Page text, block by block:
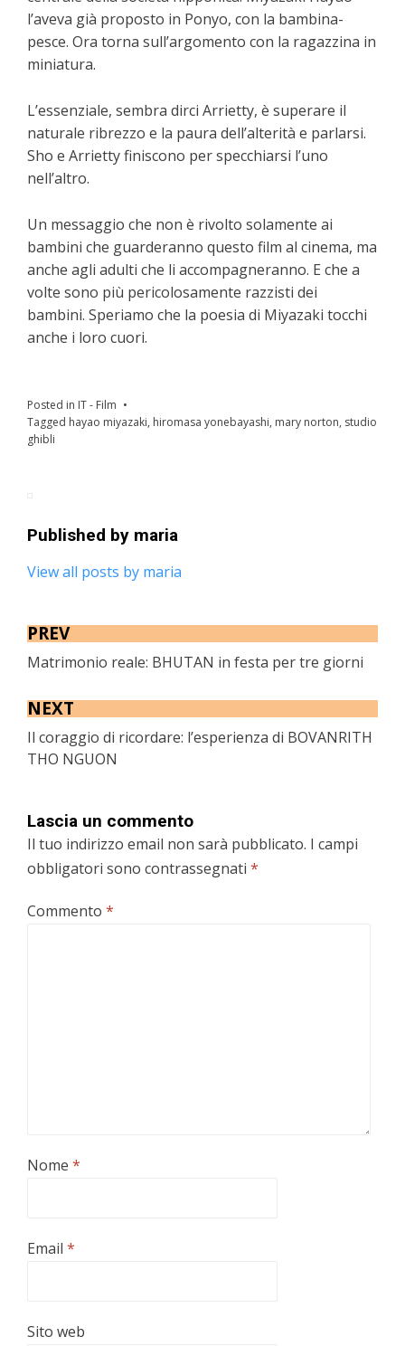
l’aveva già proposto in Ponyo, con la bambina-
pesce. Ora torna sull’argomento con la ragazzina in
miniatura.
L’essenziale, sembra dirci Arrietty, è superare il
naturale ribrezzo e la paura dell’alterità e parlarsi.
Sho e Arrietty finiscono per specchiarsi l’uno
nell’altro.
Un messaggio che non è rivolto solamente ai
bambini che guarderanno questo film al cinema, ma
anche agli adulti che li accompagneranno. E che a
volte sono più pericolosamente razzisti dei
bambini. Speriamo che la poesia di Miyazaki tocchi
anche i loro cuori.
Posted in IT - Film
Tagged hayao miyazaki, hiromasa yonebayashi, mary norton, studio
ghibli
Published by maria
View all posts by maria
PREV
Matrimonio reale: BHUTAN in festa per tre giorni
NEXT
Il coraggio di ricordare: l’esperienza di BOVANRITH
THO NGUON
Lascia un commento
Il tuo indirizzo email non sarà pubblicato. I campi
obbligatori sono contrassegnati *
Commento *
Nome *
Email *
Sito web